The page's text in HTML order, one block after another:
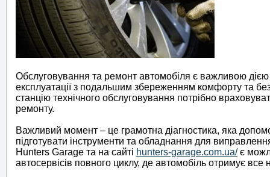
Обслуговування та ремонт автомобіля є важливою
експлуатації з подальшим збереженням комфорту та
станцію технічного обслуговування потрібно
ремонту.
Важливий момент – це грамотна діагностика, яка
підготувати інструменти та обладнання для
Hunters Garage та на сайті hunters-garage.com.ua/є
автосервісів повного циклу, де автомобіль отримує